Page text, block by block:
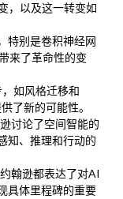
，以及这一转变如
特别是卷积神经网
来了革命性的变
如风格迁移和
了新的可能性。
讨论了空间智能的
知、推理和行动的
翰逊都表达了对AI
具体里程碑的重要